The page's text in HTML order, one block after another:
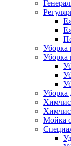
Уборка
Уборка
Уборка
Мойка